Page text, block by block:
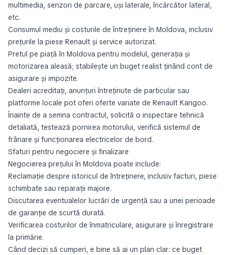
multimedia, senzori de parcare, uși laterale, încărcător lateral,
etc.
Consumul mediu și costurile de întreținere în Moldova, inclusiv
prețurile la piese Renault și service autorizat.
Pretul pe piață în Moldova pentru modelul, generația și
motorizarea aleasă; stabilește un buget realist ținând cont de
asigurare și impozite.
Dealeri acreditați, anunțuri întreținute de particular sau
platforme locale pot oferi oferte variate de Renault Kangoo.
Înainte de a semna contractul, solicită o inspectare tehnică
detaliată, testează pornirea motorului, verifică sistemul de
frânare și funcționarea electricelor de bord.
Sfaturi pentru negociere și finalizare
Negocierea prețului în Moldova poate include:
Reclamație despre istoricul de întreținere, inclusiv facturi, piese
schimbate sau reparații majore.
Discutarea eventualelor lucrări de urgență sau a unei perioade
de garanție de scurtă durată.
Verificarea costurilor de înmatriculare, asigurare și înregistrare
la primărie.
Când decizi să cumperi, e bine să ai un plan clar: ce buget